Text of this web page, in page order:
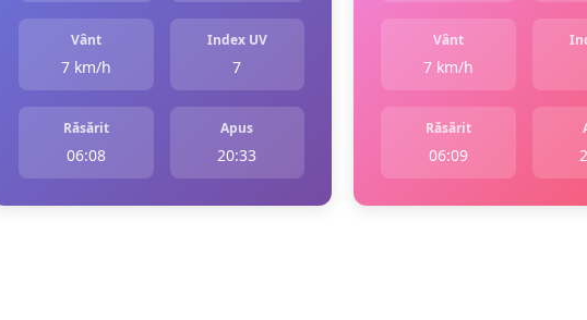
Vânt
7 km/h
Index UV
7
Răsărit
06:08
Apus
20:33
Vânt
7 km/h
Răsărit
06:09